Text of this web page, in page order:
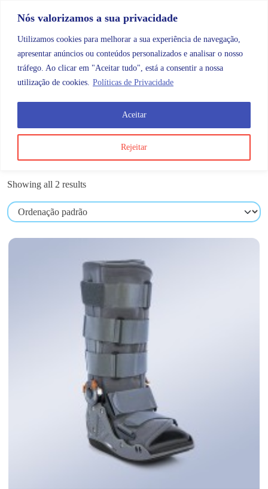
Nós valorizamos a sua privacidade
Utilizamos cookies para melhorar a sua experiência de navegação,
apresentar anúncios ou conteúdos personalizados e analisar o nosso
tráfego. Ao clicar em "Aceitar tudo", está a consentir a nossa
utilização de cookies. Políticas de Privacidade
Rejeitar
Aceitar
Categorias
emo
Showing all 2 results